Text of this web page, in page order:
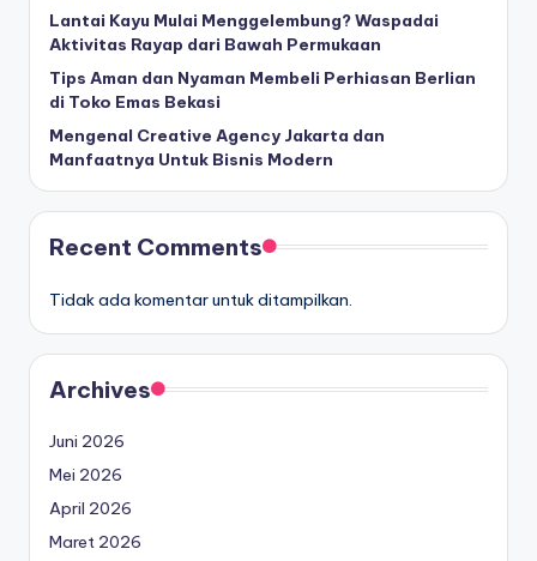
Lantai Kayu Mulai Menggelembung? Waspadai
Aktivitas Rayap dari Bawah Permukaan
Tips Aman dan Nyaman Membeli Perhiasan Berlian
di Toko Emas Bekasi
Mengenal Creative Agency Jakarta dan
Manfaatnya Untuk Bisnis Modern
Recent Comments
Tidak ada komentar untuk ditampilkan.
Archives
Juni 2026
Mei 2026
April 2026
Maret 2026